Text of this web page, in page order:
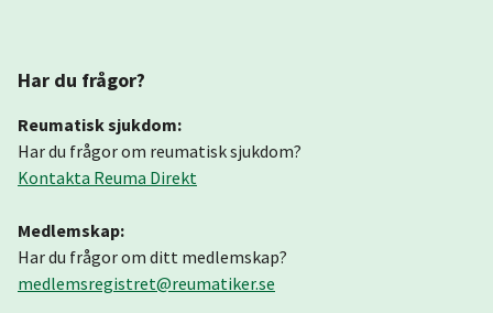
Har du frågor?
Reumatisk sjukdom:
Har du frågor om reumatisk sjukdom?
Kontakta Reuma Direkt
Medlemskap:
Har du frågor om ditt medlemskap?
medlemsregistret@reumatiker.se